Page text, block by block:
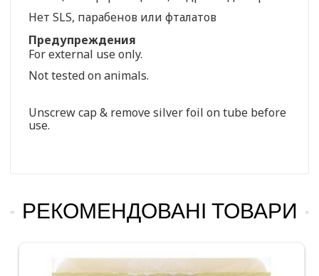
Нет SLS, парабенов или фталатов
Предупреждения
For external use only.
Not tested on animals.
Unscrew cap & remove silver foil on tube before
use.
РЕКОМЕНДОВАНІ ТОВАРИ